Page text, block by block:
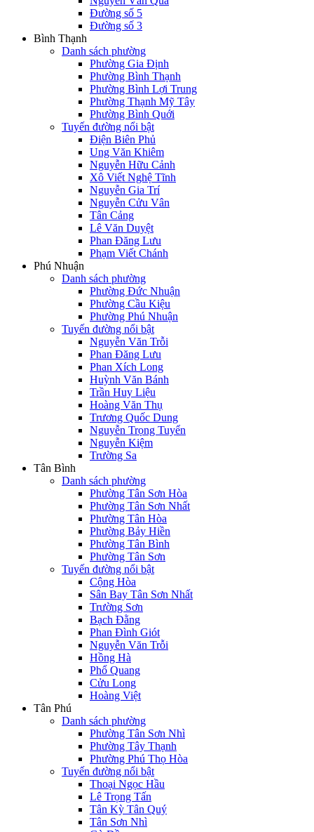
Đường số 5
Đường số 3
Bình Thạnh
Danh sách phường
Phường Gia Định
Phường Bình Thạnh
Phường Bình Lợi Trung
Phường Thạnh Mỹ Tây
Phường Bình Quới
Tuyến đường nổi bật
Điện Biên Phủ
Ung Văn Khiêm
Nguyễn Hữu Cảnh
Xô Viết Nghệ Tĩnh
Nguyễn Gia Trí
Nguyễn Cửu Vân
Tân Cảng
Lê Văn Duyệt
Phan Đăng Lưu
Phạm Viết Chánh
Phú Nhuận
Danh sách phường
Phường Đức Nhuận
Phường Cầu Kiệu
Phường Phú Nhuận
Tuyến đường nổi bật
Nguyễn Văn Trỗi
Phan Đăng Lưu
Phan Xích Long
Huỳnh Văn Bánh
Trần Huy Liệu
Hoàng Văn Thụ
Trương Quốc Dung
Nguyễn Trọng Tuyển
Nguyễn Kiệm
Trường Sa
Tân Bình
Danh sách phường
Phường Tân Sơn Hòa
Phường Tân Sơn Nhất
Phường Tân Hòa
Phường Bảy Hiền
Phường Tân Bình
Phường Tân Sơn
Tuyến đường nổi bật
Cộng Hòa
Sân Bay Tân Sơn Nhất
Trường Sơn
Bạch Đằng
Phan Đình Giót
Nguyễn Văn Trỗi
Hồng Hà
Phổ Quang
Cửu Long
Hoàng Việt
Tân Phú
Danh sách phường
Phường Tân Sơn Nhì
Phường Tây Thạnh
Phường Phú Thọ Hòa
Tuyến đường nổi bật
Thoại Ngọc Hầu
Lê Trọng Tấn
Tân Kỳ Tân Quý
Tân Sơn Nhì